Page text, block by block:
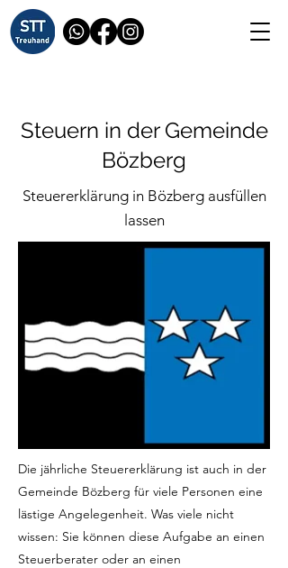
Steuern in der Gemeinde
Bözberg
Steuererklärung in Bözberg ausfüllen
lassen
Die jährliche Steuererklärung ist auch in der
Gemeinde Bözberg für viele Personen eine
lästige Angelegenheit. Was viele nicht
wissen: Sie können diese Aufgabe an einen
Steuerberater oder an einen